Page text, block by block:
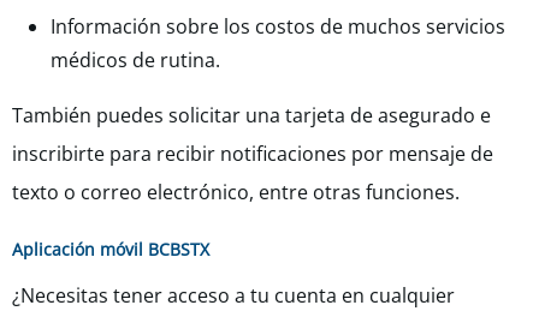
Información sobre los costos de muchos servicios
médicos de rutina.
También puedes solicitar una tarjeta de asegurado e
inscribirte para recibir notificaciones por mensaje de
texto o correo electrónico, entre otras funciones.
Aplicación móvil BCBSTX
¿Necesitas tener acceso a tu cuenta en cualquier